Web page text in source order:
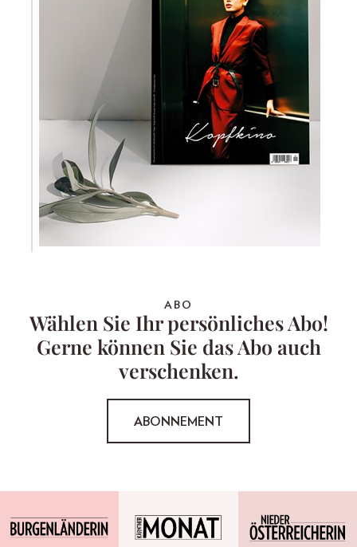
ABO
Wählen Sie Ihr persönliches Abo!
Gerne können Sie das Abo auch
verschenken.
ABONNEMENT